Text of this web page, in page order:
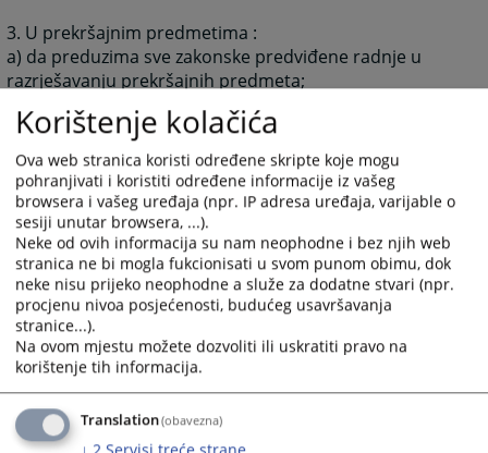
3. U prekršajnim predmetima :
a) da preduzima sve zakonske predviđene radnje u
razrješavanju prekršajnih predmeta;
b) da preduzima zakonom predviđene radnje za
izvršenje izrečenih prekršajnih sankcija.
4.U drugim predmetima :
a) da provodi izvršni postupak;
b) da određuje mjere obezbjeđenja;
c) da rješava u posebnim postupcima, ako zakonom
nije drugačije određeno;
d) da obavlja zemljišnoknjižne poslove;
e) da pruža pravnu pomoć sudovima u Bosni i
Hercegovini;
f) da vrši poslove međunarodne pravne pomoći;
g) da vodi registar pravnih subjekata ako je to zakonom
uređeno;
h) da postupa po zahtjevu za ostvarivanje prava na
Korištenje kolačića
Ova web stranica koristi određene skripte koje mogu
pohranjivati i koristiti određene informacije iz vašeg
browsera i vašeg uređaja (npr. IP adresa uređaja, varijable o
sesiji unutar browsera, ...).
Neke od ovih informacija su nam neophodne i bez njih web
stranica ne bi mogla fukcionisati u svom punom obimu, dok
neke nisu prijeko neophodne a služe za dodatne stvari (npr.
procjenu nivoa posjećenosti, budućeg usavršavanja
stranice...).
Na ovom mjestu možete dozvoliti ili uskratiti pravo na
korištenje tih informacija.
Translation(obavezna)